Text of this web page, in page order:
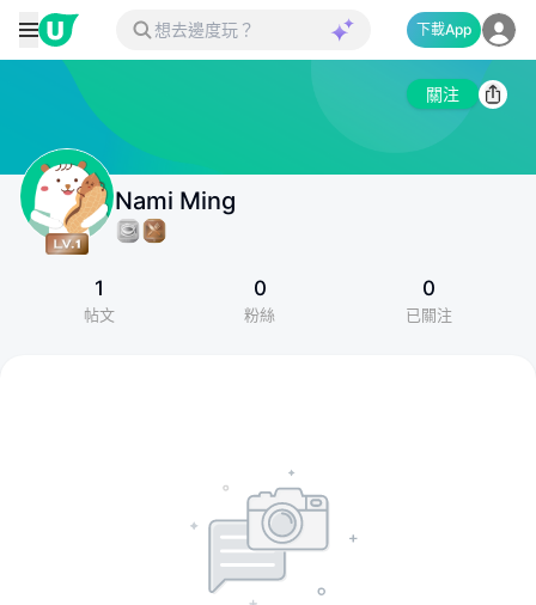
下載App
關注
Nami Ming
1
帖文
0
粉絲
0
已關注